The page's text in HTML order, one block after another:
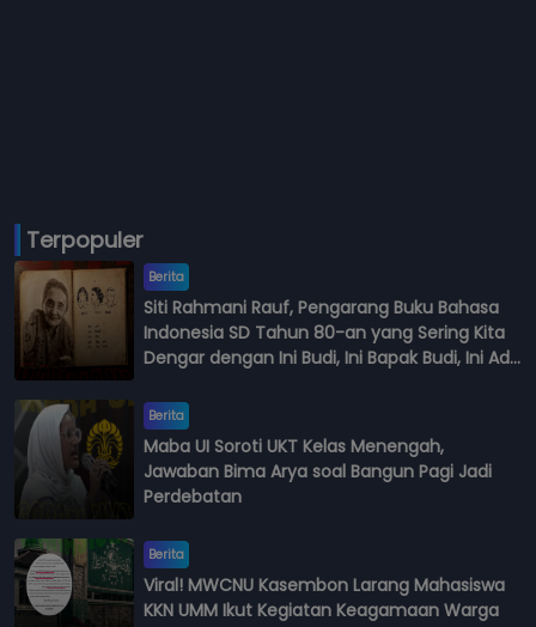
Terpopuler
Berita
Siti Rahmani Rauf, Pengarang Buku Bahasa
Indonesia SD Tahun 80-an yang Sering Kita
Dengar dengan Ini Budi, Ini Bapak Budi, Ini Adik
Berita
Maba UI Soroti UKT Kelas Menengah,
Jawaban Bima Arya soal Bangun Pagi Jadi
Perdebatan
Berita
Viral! MWCNU Kasembon Larang Mahasiswa
KKN UMM Ikut Kegiatan Keagamaan Warga